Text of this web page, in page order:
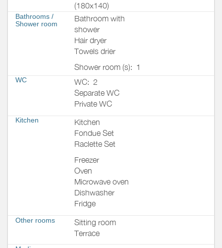
(180x140)
Bathrooms /
Shower room
Bathroom with
shower
Hair dryer
Towels drier
Shower room (s): 1
WC WC: 2
Separate WC
Private WC
Kitchen
Kitchen
Fondue Set
Raclette Set
Freezer
Oven
Microwave oven
Dishwasher
Fridge
Other rooms
Sitting room
Terrace